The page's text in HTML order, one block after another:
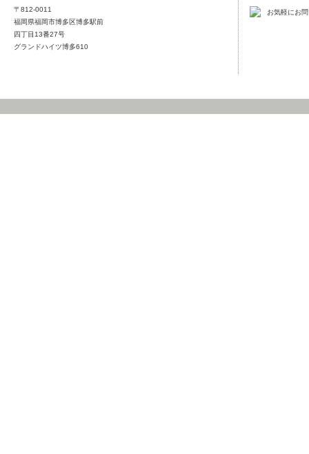
〒812-0011
福岡県福岡市博多区博多駅前
四丁目13番27号
グランドハイツ博多610